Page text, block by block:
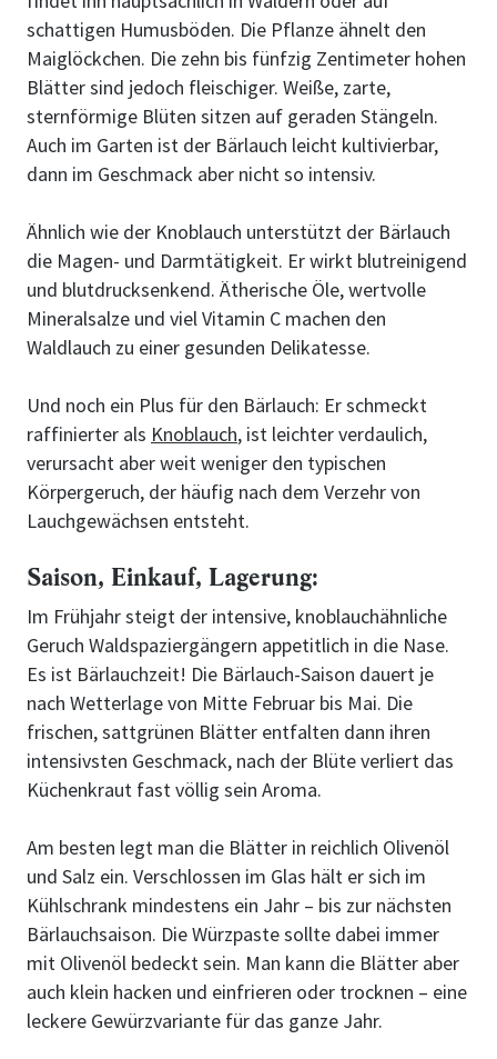
schattigen Humusböden. Die Pflanze ähnelt den
Maiglöckchen. Die zehn bis fünfzig Zentimeter hohen
Blätter sind jedoch fleischiger. Weiße, zarte,
sternförmige Blüten sitzen auf geraden Stängeln.
Auch im Garten ist der Bärlauch leicht kultivierbar,
dann im Geschmack aber nicht so intensiv.
Ähnlich wie der Knoblauch unterstützt der Bärlauch
die Magen- und Darmtätigkeit. Er wirkt blutreinigend
und blutdrucksenkend. Ätherische Öle, wertvolle
Mineralsalze und viel Vitamin C machen den
Waldlauch zu einer gesunden Delikatesse.
Und noch ein Plus für den Bärlauch: Er schmeckt
raffinierter als Knoblauch, ist leichter verdaulich,
verursacht aber weit weniger den typischen
Körpergeruch, der häufig nach dem Verzehr von
Lauchgewächsen entsteht.
Saison, Einkauf, Lagerung:
Im Frühjahr steigt der intensive, knoblauchähnliche
Geruch Waldspaziergängern appetitlich in die Nase.
Es ist Bärlauchzeit! Die Bärlauch-Saison dauert je
nach Wetterlage von Mitte Februar bis Mai. Die
frischen, sattgrünen Blätter entfalten dann ihren
intensivsten Geschmack, nach der Blüte verliert das
Küchenkraut fast völlig sein Aroma.
Am besten legt man die Blätter in reichlich Olivenöl
und Salz ein. Verschlossen im Glas hält er sich im
Kühlschrank mindestens ein Jahr – bis zur nächsten
Bärlauchsaison. Die Würzpaste sollte dabei immer
mit Olivenöl bedeckt sein. Man kann die Blätter aber
auch klein hacken und einfrieren oder trocknen – eine
leckere Gewürzvariante für das ganze Jahr.